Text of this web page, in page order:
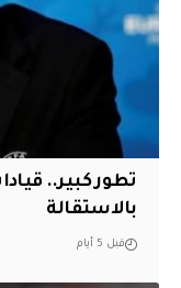
تطور كبير..
بالاستقالة
قبل 5 أيام